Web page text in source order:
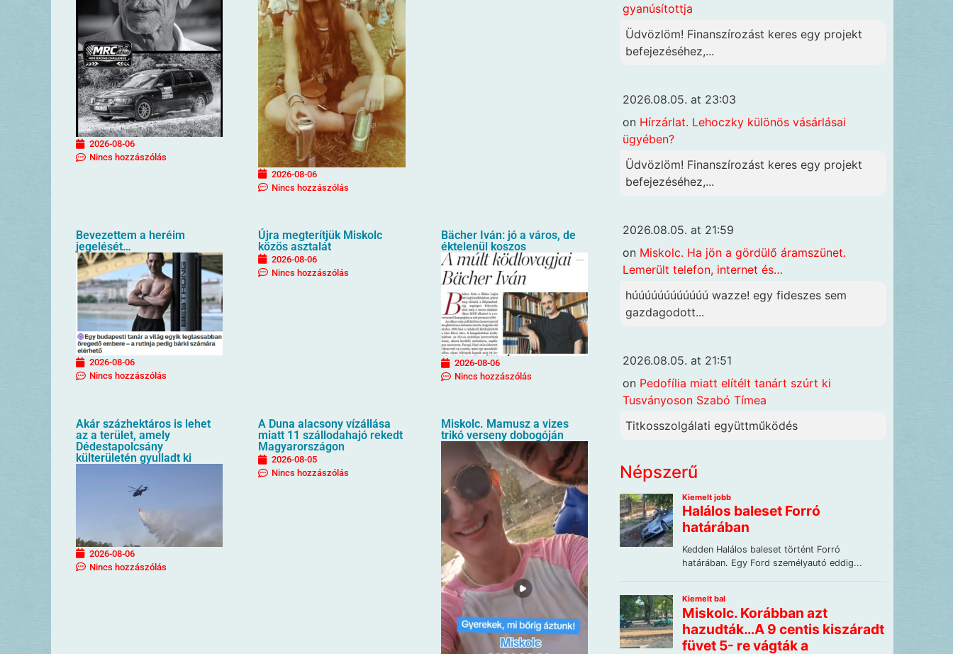
2026-08-06
Nincs hozzászólás
2026-08-06
Nincs hozzászólás
Bevezettem a heréim
jegelését…
2026-08-06
Nincs hozzászólás
Újra megterítjük Miskolc
közös asztalát
2026-08-06
Nincs hozzászólás
Bächer Iván: jó a város, de
éktelenül koszos
2026-08-06
Nincs hozzászólás
Akár százhektáros is lehet
az a terület, amely
Dédestapolcsány
külterületén gyulladt ki
2026-08-06
Nincs hozzászólás
A Duna alacsony vízállása
miatt 11 szállodahajó rekedt
Magyarországon
2026-08-05
Nincs hozzászólás
Miskolc. Mamusz a vizes
trikó verseny dobogóján
gyanúsítottja
Üdvözlöm! Finanszírozást keres egy projekt
befejezéséhez,...
2026.08.05. at 23:03
on Hírzárlat. Lehoczky különös vásárlásai
ügyében?
Üdvözlöm! Finanszírozást keres egy projekt
befejezéséhez,...
2026.08.05. at 21:59
on Miskolc. Ha jön a gördülő áramszünet.
Lemerült telefon, internet és…
húúúúúúúúúúúú wazze! egy fideszes sem
gazdagodott...
2026.08.05. at 21:51
on Pedofília miatt elítélt tanárt szúrt ki
Tusványoson Szabó Tímea
Titkosszolgálati együttműködés
Népszerű